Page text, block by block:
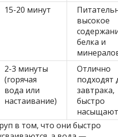
15-20 минут
высокое
белка и
2-3 минуты
(горячая
вода или
настаивание)
Отлично
подходят
завтрака,
быстро
в том, что они быстро